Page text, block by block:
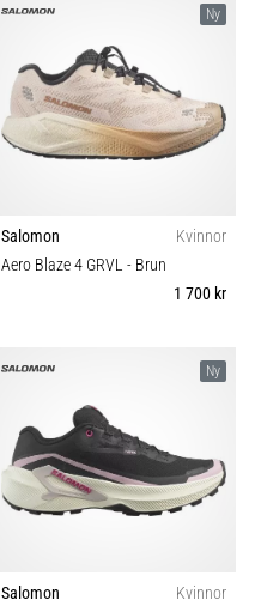
Ny
Salomon
Kvinnor
Aero Blaze 4 GRVL - Brun
1 700 kr
Ny
Salomon
Kvinnor